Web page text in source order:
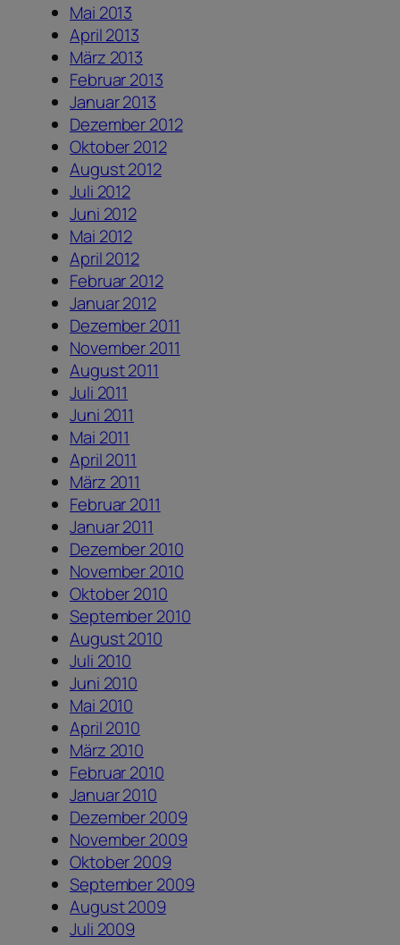
Mai 2013
April 2013
März 2013
Februar 2013
Januar 2013
Dezember 2012
Oktober 2012
August 2012
Juli 2012
Juni 2012
Mai 2012
April 2012
Februar 2012
Januar 2012
Dezember 2011
November 2011
August 2011
Juli 2011
Juni 2011
Mai 2011
April 2011
März 2011
Februar 2011
Januar 2011
Dezember 2010
November 2010
Oktober 2010
September 2010
August 2010
Juli 2010
Juni 2010
Mai 2010
April 2010
März 2010
Februar 2010
Januar 2010
Dezember 2009
November 2009
Oktober 2009
September 2009
August 2009
Juli 2009